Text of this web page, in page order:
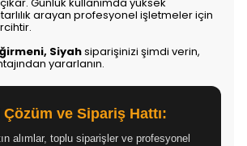
arayan profesyonel işletmeler için
Siyahsiparişinizi şimdi verin,
yararlanın.
ve Sipariş Hattı:
alımlar, toplu siparişler ve profesyonel